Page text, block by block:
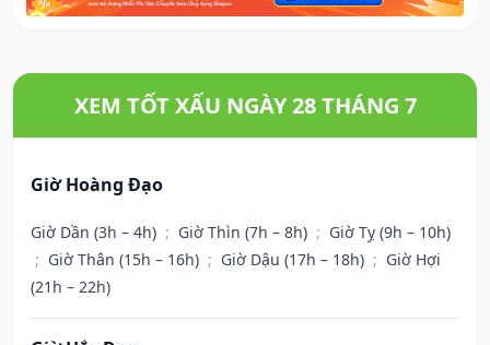
XEM TỐT XẤU NGÀY 28 THÁNG 7
Giờ Hoàng Đạo
Giờ Dần (3h – 4h) ; Giờ Thìn (7h – 8h) ; Giờ Tỵ (9h – 10h)
; Giờ Thân (15h – 16h) ; Giờ Dậu (17h – 18h) ; Giờ Hợi
(21h – 22h)